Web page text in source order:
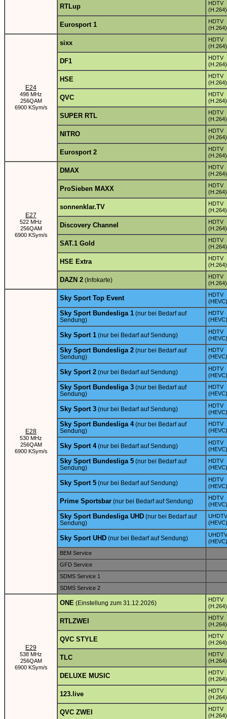
RTLup
HDTV
(H.264)
Eurosport 1
HDTV
(H.264)
E24
498 MHz
256QAM
6900 KSym/s
sixx
HDTV
(H.264)
DF1
HDTV
(H.264)
HSE
HDTV
(H.264)
QVC
HDTV
(H.264)
SUPER RTL
HDTV
(H.264)
NITRO
HDTV
(H.264)
Eurosport 2
HDTV
(H.264)
E27
522 MHz
256QAM
6900 KSym/s
DMAX
HDTV
(H.264)
ProSieben MAXX
HDTV
(H.264)
sonnenklar.TV
HDTV
(H.264)
Discovery Channel
HDTV
(H.264)
SAT.1 Gold
HDTV
(H.264)
HSE Extra
HDTV
(H.264)
DAZN 2 (Infokarte)
HDTV
(H.264)
E28
530 MHz
256QAM
6900 KSym/s
Sky Sport Top Event
HDTV
(HEVC)
Sky Sport Bundesliga 1 (nur bei Bedarf auf
Sendung)
HDTV
(HEVC)
Sky Sport 1 (nur bei Bedarf auf Sendung)
HDTV
(HEVC)
Sky Sport Bundesliga 2 (nur bei Bedarf auf
Sendung)
HDTV
(HEVC)
Sky Sport 2 (nur bei Bedarf auf Sendung)
HDTV
(HEVC)
Sky Sport Bundesliga 3 (nur bei Bedarf auf
Sendung)
HDTV
(HEVC)
Sky Sport 3 (nur bei Bedarf auf Sendung)
HDTV
(HEVC)
Sky Sport Bundesliga 4(nur bei Bedarf auf
Sendung)
HDTV
(HEVC)
Sky Sport 4(nur bei Bedarf auf Sendung)
HDTV
(HEVC)
Sky Sport Bundesliga 5 (nur bei Bedarf auf
Sendung)
HDTV
(HEVC)
Sky Sport 5 (nur bei Bedarf auf Sendung)
HDTV
(HEVC)
Prime Sportsbar (nur bei Bedarf auf Sendung)
HDTV
(HEVC)
Sky Sport Bundesliga UHD (nur bei Bedarf auf
Sendung)
UHDTV
(HEVC)
Sky Sport UHD (nur bei Bedarf auf Sendung)
UHDTV
(HEVC)
BEM Service
GFD Service
SDMS Service 1
SDMS Service 2
E29
538 MHz
256QAM
6900 KSym/s
ONE (Einstellung zum 31.12.2026)
HDTV
(H.264)
RTLZWEI
HDTV
(H.264)
QVC STYLE
HDTV
(H.264)
TLC
HDTV
(H.264)
DELUXE MUSIC
HDTV
(H.264)
123.live
HDTV
(H.264)
QVC ZWEI
HDTV
(H.264)